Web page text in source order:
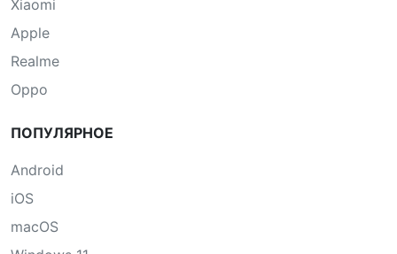
Xiaomi
Apple
Realme
Oppo
ПОПУЛЯРНОЕ
Android
iOS
macOS